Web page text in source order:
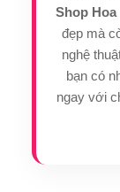
Shop Hoa
đẹp mà
nghệ
bạn có
ngay với